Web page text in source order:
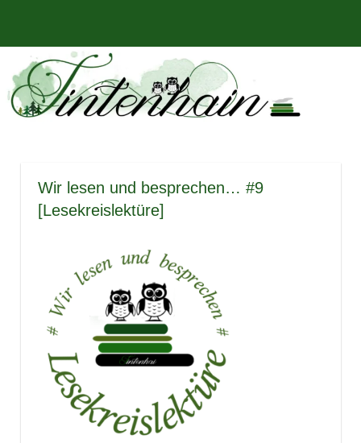
springen
Tintenhain
–
Der
Rezensionen
und
mehr
Wir lesen und besprechen… #9
[Lesekreislektüre]